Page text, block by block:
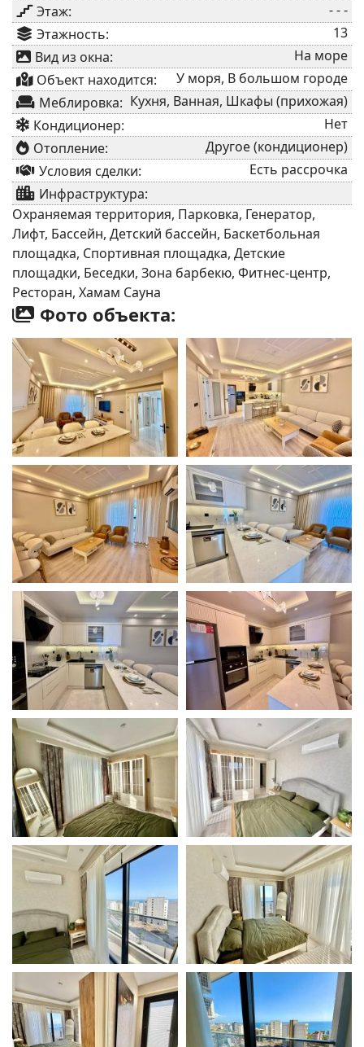
Этаж:
- - -
Этажность:
13
Вид из окна:
На море
Объект находится:
У моря, В большом городе
Меблировка: Кухня, Ванная, Шкафы (прихожая)
Кондиционер:
Нет
Отопление:
Другое (кондиционер)
Условия сделки:
Есть рассрочка
Инфраструктура:
Охраняемая территория, Парковка, Генератор,
Лифт, Бассейн, Детский бассейн, Баскетбольная
площадка, Спортивная площадка, Детские
площадки, Беседки, Зона барбекю, Фитнес-центр,
Ресторан, Хамам Сауна
Фото объекта: